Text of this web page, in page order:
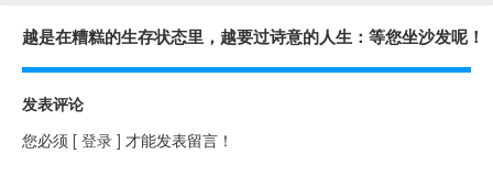
越是在糟糕的生存状态里，越要过诗意的人生：等您坐沙发呢！
发表评论
您必须 [ 登录 ] 才能发表留言！